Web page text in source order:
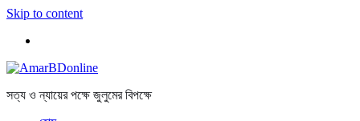
Skip to content
সত্য ও ন্যায়ের পক্ষে জুলুমের বিপক্ষে